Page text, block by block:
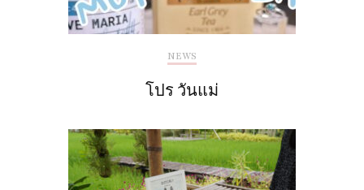
NEWS
โปร วันแม่